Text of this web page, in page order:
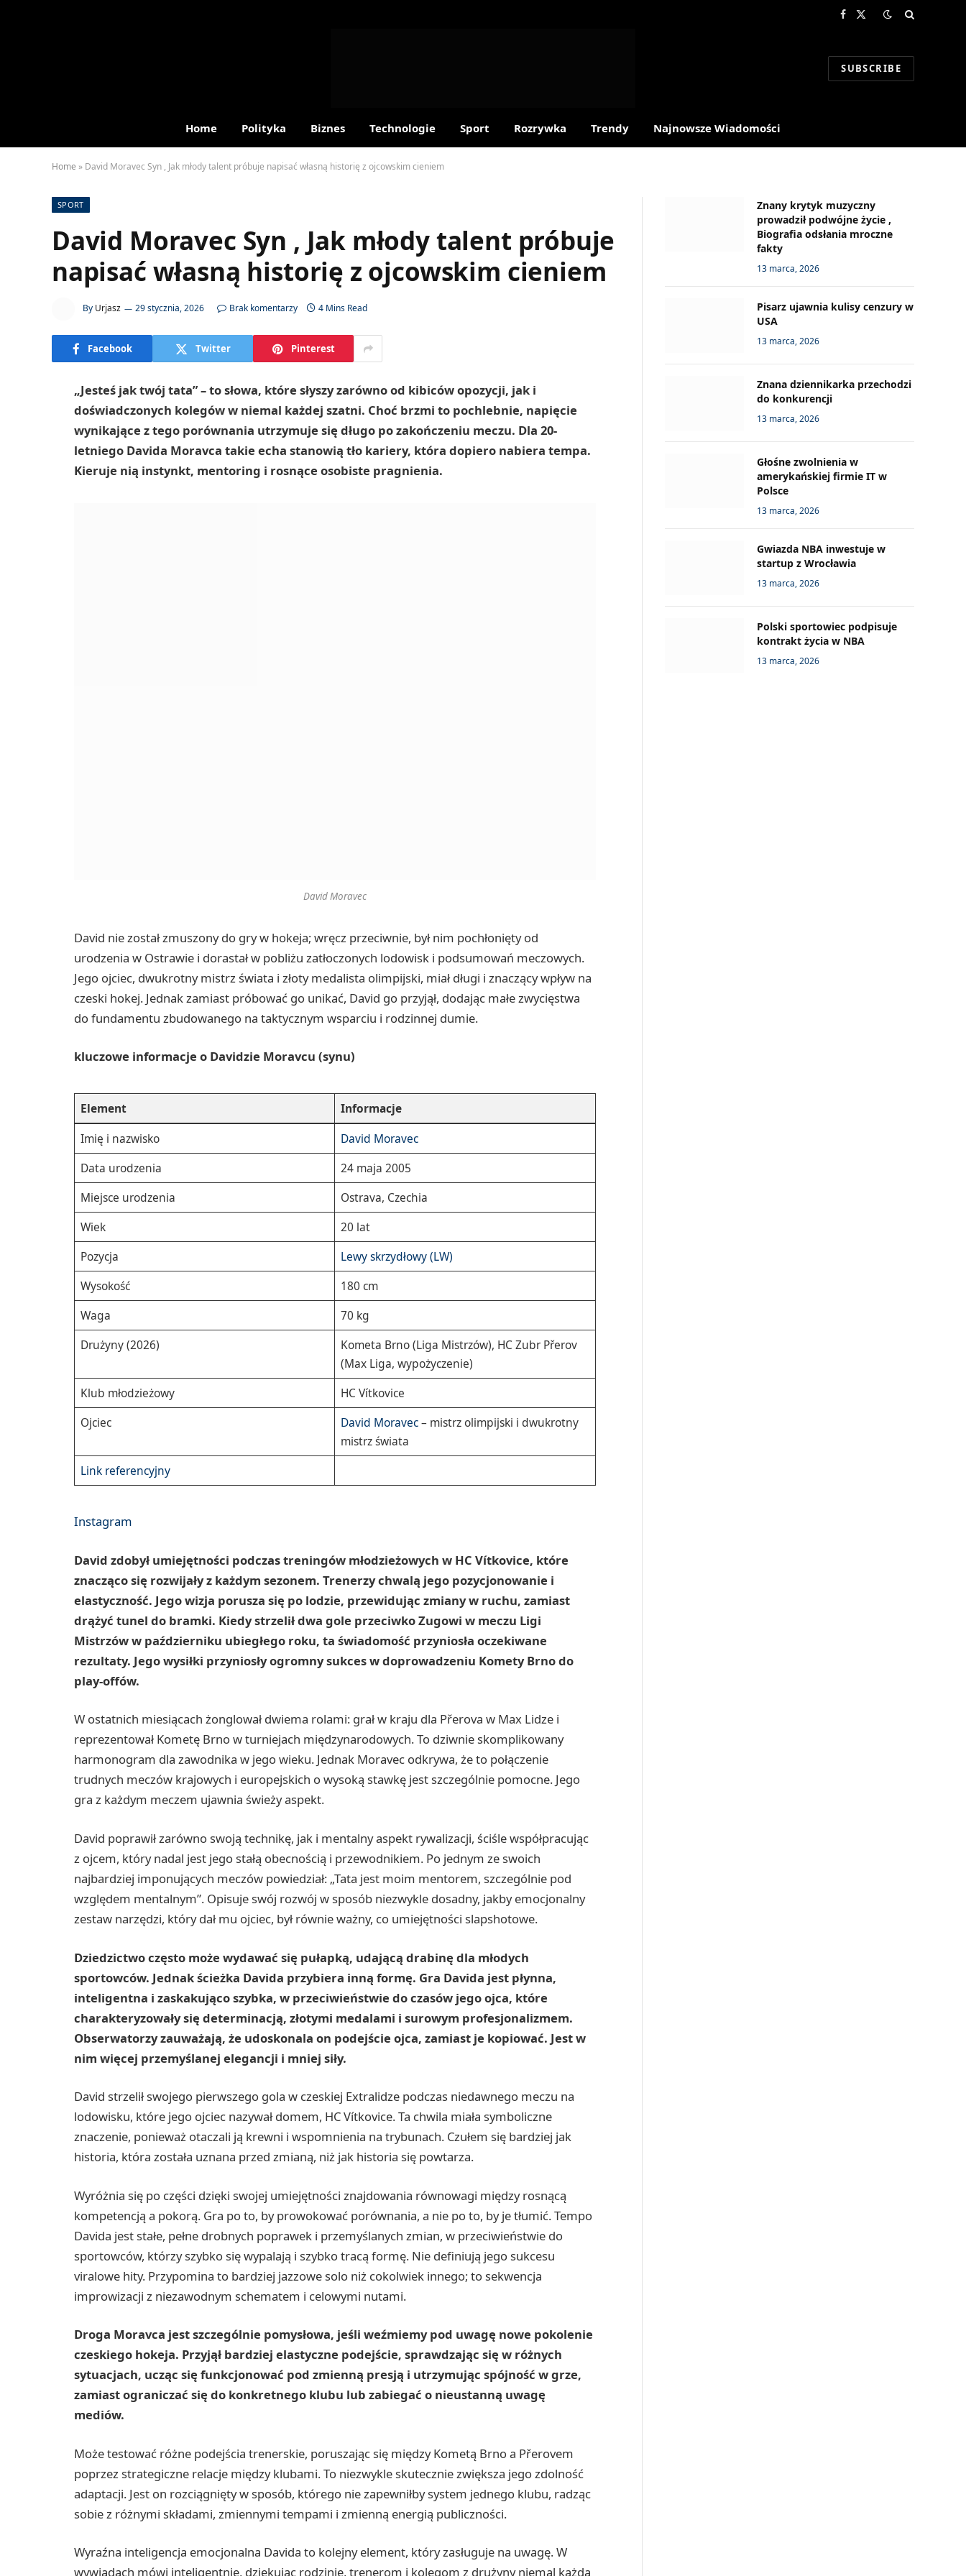
Facebook
X
SUBSCRIBE
Home Polityka Biznes Technologie Sport Rozrywka Trendy Najnowsze Wiadomości
Home » David Moravec Syn , Jak młody talent próbuje napisać własną historię z ojcowskim cieniem
SPORT
David Moravec Syn , Jak młody talent próbuje
napisać własną historię z ojcowskim cieniem
By Urjasz 29 stycznia, 2026 Brak komentarzy 4 Mins Read
Facebook Twitter Pinterest
„Jesteś jak twój tata” – to słowa, które słyszy zarówno od kibiców opozycji, jak i
doświadczonych kolegów w niemal każdej szatni. Choć brzmi to pochlebnie, napięcie
wynikające z tego porównania utrzymuje się długo po zakończeniu meczu. Dla 20-
letniego Davida Moravca takie echa stanowią tło kariery, która dopiero nabiera tempa.
Kieruje nią instynkt, mentoring i rosnące osobiste pragnienia.
David Moravec
David nie został zmuszony do gry w hokeja; wręcz przeciwnie, był nim pochłonięty od
urodzenia w Ostrawie i dorastał w pobliżu zatłoczonych lodowisk i podsumowań meczowych.
Jego ojciec, dwukrotny mistrz świata i złoty medalista olimpijski, miał długi i znaczący wpływ na
czeski hokej. Jednak zamiast próbować go unikać, David go przyjął, dodając małe zwycięstwa
do fundamentu zbudowanego na taktycznym wsparciu i rodzinnej dumie.
kluczowe informacje o Davidzie Moravcu (synu)
Element
Informacje
Imię i nazwisko
David Moravec
Data urodzenia
24 maja 2005
Miejsce urodzenia
Ostrava, Czechia
Wiek
20 lat
Pozycja
Lewy skrzydłowy (LW)
Wysokość
180 cm
Waga
70 kg
Drużyny (2026)
Kometa Brno (Liga Mistrzów), HC Zubr Přerov
(Max Liga, wypożyczenie)
Klub młodzieżowy
HC Vítkovice
Ojciec
David Moravec– mistrz olimpijski i dwukrotny
mistrz świata
Link referencyjny
Instagram
David zdobył umiejętności podczas treningów młodzieżowych w HC Vítkovice, które
znacząco się rozwijały z każdym sezonem. Trenerzy chwalą jego pozycjonowanie i
elastyczność. Jego wizja porusza się po lodzie, przewidując zmiany w ruchu, zamiast
drążyć tunel do bramki. Kiedy strzelił dwa gole przeciwko Zugowi w meczu Ligi
Mistrzów w październiku ubiegłego roku, ta świadomość przyniosła oczekiwane
rezultaty. Jego wysiłki przyniosły ogromny sukces w doprowadzeniu Komety Brno do
play-offów.
W ostatnich miesiącach żonglował dwiema rolami: grał w kraju dla Přerova w Max Lidze i
reprezentował Kometę Brno w turniejach międzynarodowych. To dziwnie skomplikowany
harmonogram dla zawodnika w jego wieku. Jednak Moravec odkrywa, że ​​to połączenie
trudnych meczów krajowych i europejskich o wysoką stawkę jest szczególnie pomocne. Jego
gra z każdym meczem ujawnia świeży aspekt.
David poprawił zarówno swoją technikę, jak i mentalny aspekt rywalizacji, ściśle współpracując
z ojcem, który nadal jest jego stałą obecnością i przewodnikiem. Po jednym ze swoich
najbardziej imponujących meczów powiedział: „Tata jest moim mentorem, szczególnie pod
względem mentalnym”. Opisuje swój rozwój w sposób niezwykle dosadny, jakby emocjonalny
zestaw narzędzi, który dał mu ojciec, był równie ważny, co umiejętności slapshotowe.
Dziedzictwo często może wydawać się pułapką, udającą drabinę dla młodych
sportowców. Jednak ścieżka Davida przybiera inną formę. Gra Davida jest płynna,
inteligentna i zaskakująco szybka, w przeciwieństwie do czasów jego ojca, które
charakteryzowały się determinacją, złotymi medalami i surowym profesjonalizmem.
Obserwatorzy zauważają, że udoskonala on podejście ojca, zamiast je kopiować. Jest w
nim więcej przemyślanej elegancji i mniej siły.
David strzelił swojego pierwszego gola w czeskiej Extralidze podczas niedawnego meczu na
lodowisku, które jego ojciec nazywał domem, HC Vítkovice. Ta chwila miała symboliczne
znaczenie, ponieważ otaczali ją krewni i wspomnienia na trybunach. Czułem się bardziej jak
historia, która została uznana przed zmianą, niż jak historia się powtarza.
Wyróżnia się po części dzięki swojej umiejętności znajdowania równowagi między rosnącą
kompetencją a pokorą. Gra po to, by prowokować porównania, a nie po to, by je tłumić. Tempo
Davida jest stałe, pełne drobnych poprawek i przemyślanych zmian, w przeciwieństwie do
sportowców, którzy szybko się wypalają i szybko tracą formę. Nie definiują jego sukcesu
viralowe hity. Przypomina to bardziej jazzowe solo niż cokolwiek innego; to sekwencja
improwizacji z niezawodnym schematem i celowymi nutami.
Droga Moravca jest szczególnie pomysłowa, jeśli weźmiemy pod uwagę nowe pokolenie
czeskiego hokeja. Przyjął bardziej elastyczne podejście, sprawdzając się w różnych
sytuacjach, ucząc się funkcjonować pod zmienną presją i utrzymując spójność w grze,
zamiast ograniczać się do konkretnego klubu lub zabiegać o nieustanną uwagę
mediów.
Może testować różne podejścia trenerskie, poruszając się między Kometą Brno a Přerovem
poprzez strategiczne relacje między klubami. To niezwykle skutecznie zwiększa jego zdolność
adaptacji. Jest on rozciągnięty w sposób, którego nie zapewniłby system jednego klubu, radząc
sobie z różnymi składami, zmiennymi tempami i zmienną energią publiczności.
Wyraźna inteligencja emocjonalna Davida to kolejny element, który zasługuje na uwagę. W
wywiadach mówi inteligentnie, dziękując rodzinie, trenerom i kolegom z drużyny niemal każdą
Znany krytyk muzyczny
prowadził podwójne życie ,
Biografia odsłania mroczne
fakty
13 marca, 2026
Pisarz ujawnia kulisy cenzury w
USA
13 marca, 2026
Znana dziennikarka przechodzi
do konkurencji
13 marca, 2026
Głośne zwolnienia w
amerykańskiej firmie IT w
Polsce
13 marca, 2026
Gwiazda NBA inwestuje w
startup z Wrocławia
13 marca, 2026
Polski sportowiec podpisuje
kontrakt życia w NBA
13 marca, 2026